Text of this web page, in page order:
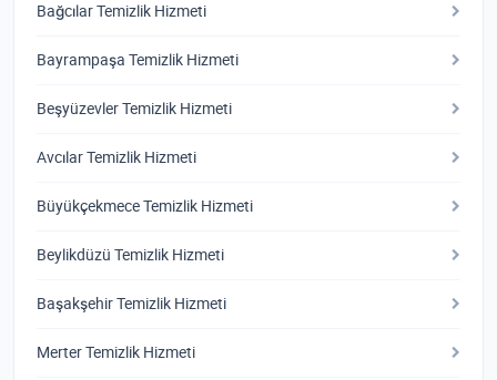
Bağcılar Temizlik Hizmeti
Bayrampaşa Temizlik Hizmeti
Beşyüzevler Temizlik Hizmeti
Avcılar Temizlik Hizmeti
Büyükçekmece Temizlik Hizmeti
Beylikdüzü Temizlik Hizmeti
Başakşehir Temizlik Hizmeti
Merter Temizlik Hizmeti